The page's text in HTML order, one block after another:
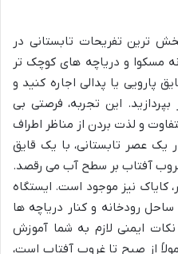
ترین تفریحات تابستانی در
مسکوا و دریاچه های کوچک تر
پارویی یا پدالی اجاره کنید و
این تجربه، فرصتی بی
و لذت بردن از مناظر اطراف
عصر تابستانی، با یک قایق
آفتاب بر سطح آب می رقصد.
کایاک نیز موجود است. ایستگاه
رودخانه و کنار دریاچه ها
ایمنی لازم به شما آموزش
از صبح تا غروب آفتاب است،